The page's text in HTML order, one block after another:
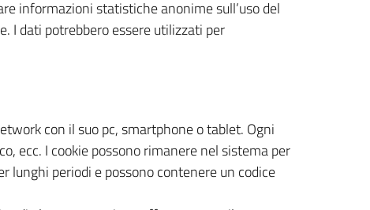
informazioni statistiche anonime sull’uso del
I dati potrebbero essere utilizzati per
con il suo pc, smartphone o tablet. Ogni
ecc. I cookie possono rimanere nel sistema per
lunghi periodi e possono contenere un codice